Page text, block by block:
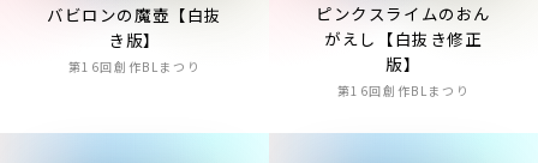
バビロンの魔壺【白抜
き版】
第16回創作BLまつり
ピンクスライムのおん
がえし【白抜き修正
版】
第16回創作BLまつり